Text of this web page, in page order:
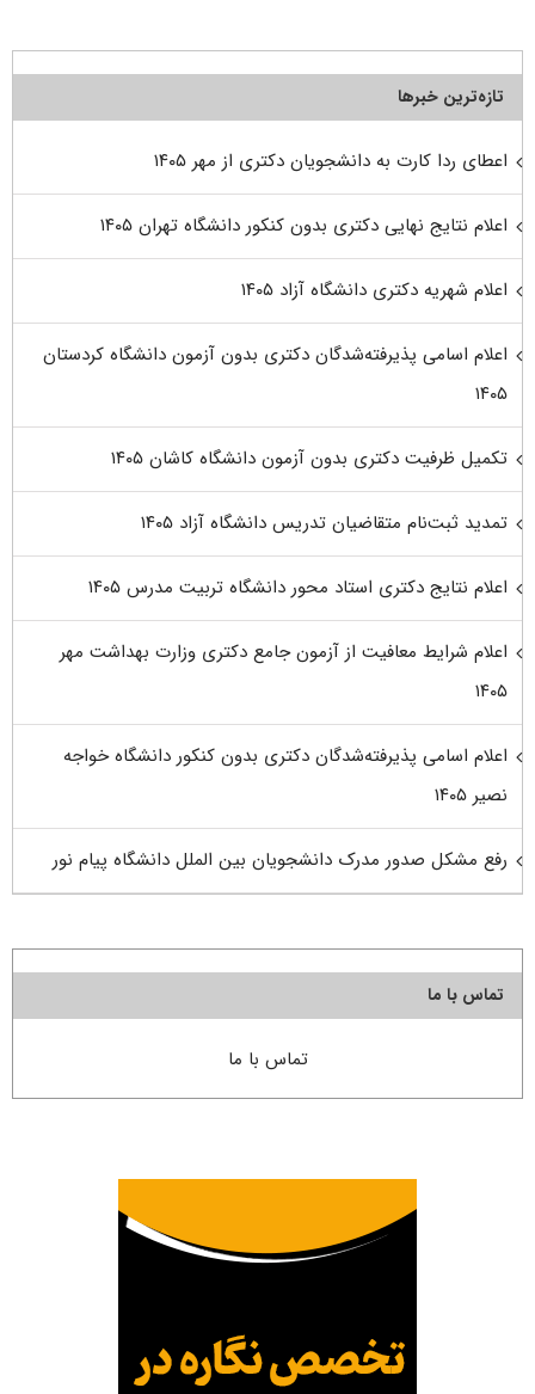
تازه‌ترین خبرها
اعطای ردا کارت به دانشجویان دکتری از مهر ۱۴۰۵
اعلام نتایج نهایی دکتری بدون کنکور دانشگاه تهران ۱۴۰۵
اعلام شهریه دکتری دانشگاه آزاد ۱۴۰۵
اعلام اسامی پذیرفته‌شدگان دکتری بدون آزمون دانشگاه کردستان
۱۴۰۵
تکمیل ظرفیت دکتری بدون آزمون دانشگاه کاشان ۱۴۰۵
تمدید ثبت‌نام متقاضیان تدریس دانشگاه آزاد ۱۴۰۵
اعلام نتایج دکتری استاد محور دانشگاه تربیت مدرس ۱۴۰۵
اعلام شرایط معافیت از آزمون جامع دکتری وزارت بهداشت مهر
۱۴۰۵
اعلام اسامی پذیرفته‌شدگان دکتری بدون کنکور دانشگاه خواجه
نصیر ۱۴۰۵
رفع مشکل صدور مدرک دانشجویان بین الملل دانشگاه پیام نور
تماس با ما
تماس با ما